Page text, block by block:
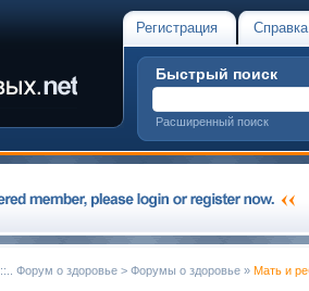
Регистрация Справка
Быстрый поиск
Расширенный поиск
Форум о здоровье > Форумы о здоровье » Мать и